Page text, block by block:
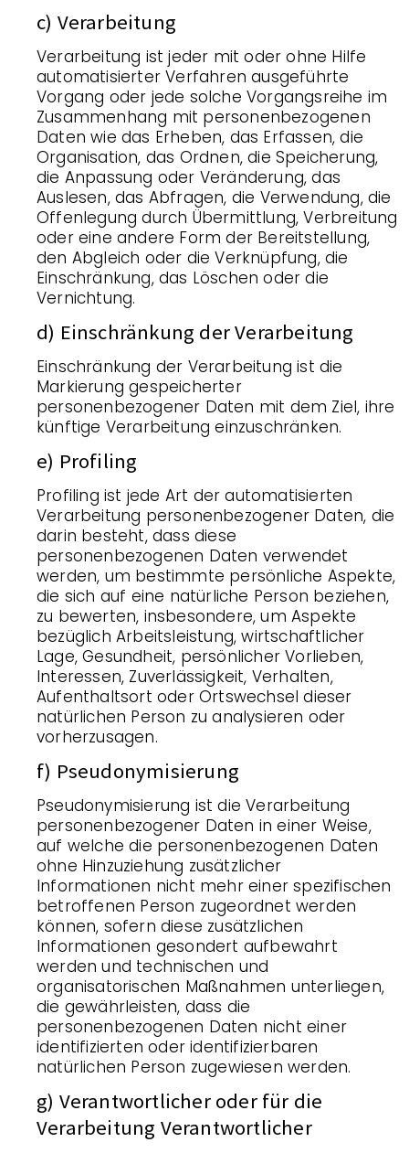
c) Verarbeitung
Verarbeitung ist jeder mit oder ohne Hilfe
automatisierter Verfahren ausgeführte
Vorgang oder jede solche Vorgangsreihe im
Zusammenhang mit personenbezogenen
Daten wie das Erheben, das Erfassen, die
Organisation, das Ordnen, die Speicherung,
die Anpassung oder Veränderung, das
Auslesen, das Abfragen, die Verwendung, die
Offenlegung durch Übermittlung, Verbreitung
oder eine andere Form der Bereitstellung,
den Abgleich oder die Verknüpfung, die
Einschränkung, das Löschen oder die
Vernichtung.
d) Einschränkung der Verarbeitung
Einschränkung der Verarbeitung ist die
Markierung gespeicherter
personenbezogener Daten mit dem Ziel, ihre
künftige Verarbeitung einzuschränken.
e) Profiling
Profiling ist jede Art der automatisierten
Verarbeitung personenbezogener Daten, die
darin besteht, dass diese
personenbezogenen Daten verwendet
werden, um bestimmte persönliche Aspekte,
die sich auf eine natürliche Person beziehen,
zu bewerten, insbesondere, um Aspekte
bezüglich Arbeitsleistung, wirtschaftlicher
Lage, Gesundheit, persönlicher Vorlieben,
Interessen, Zuverlässigkeit, Verhalten,
Aufenthaltsort oder Ortswechsel dieser
natürlichen Person zu analysieren oder
vorherzusagen.
f) Pseudonymisierung
Pseudonymisierung ist die Verarbeitung
personenbezogener Daten in einer Weise,
auf welche die personenbezogenen Daten
ohne Hinzuziehung zusätzlicher
Informationen nicht mehr einer spezifischen
betroffenen Person zugeordnet werden
können, sofern diese zusätzlichen
Informationen gesondert aufbewahrt
werden und technischen und
organisatorischen Maßnahmen unterliegen,
die gewährleisten, dass die
personenbezogenen Daten nicht einer
identifizierten oder identifizierbaren
natürlichen Person zugewiesen werden.
g) Verantwortlicher oder für die
Verarbeitung Verantwortlicher